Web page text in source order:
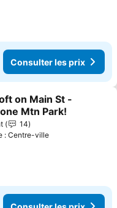
Consulter les prix
à mes favoris
on Main St -
Mtn Park!
prix
14
: Centre-ville